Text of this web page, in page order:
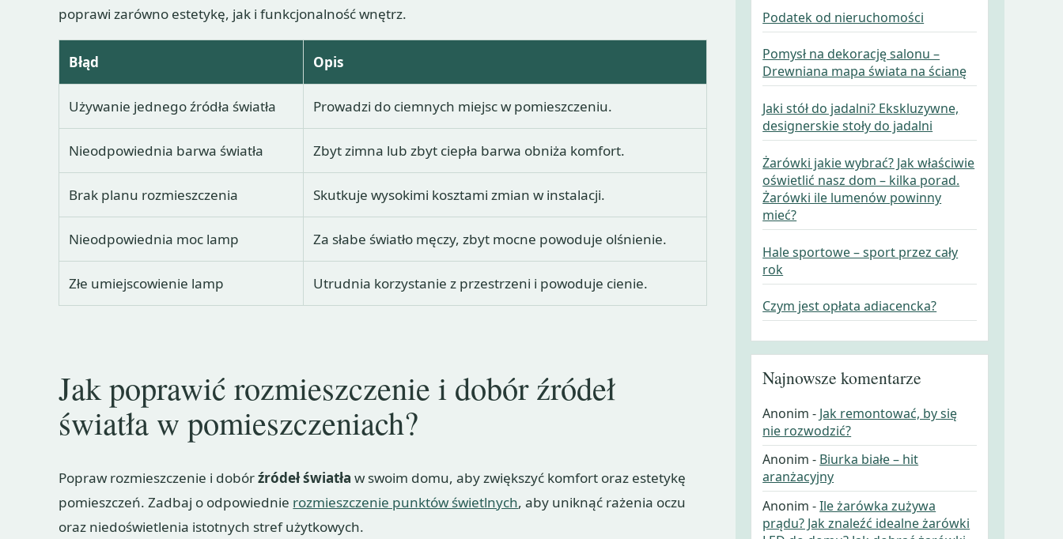
poprawi zarówno estetykę, jak i funkcjonalność wnętrz.
Błąd Opis
Używanie jednego źródła światła Prowadzi do ciemnych miejsc w pomieszczeniu.
Nieodpowiednia barwa światła Zbyt zimna lub zbyt ciepła barwa obniża komfort.
Brak planu rozmieszczenia Skutkuje wysokimi kosztami zmian w instalacji.
Nieodpowiednia moc lamp Za słabe światło męczy, zbyt mocne powoduje olśnienie.
Złe umiejscowienie lamp Utrudnia korzystanie z przestrzeni i powoduje cienie.
Jak poprawić rozmieszczenie i dobór źródeł
światła w pomieszczeniach?
Popraw rozmieszczenie i dobórźródeł światła w swoim domu, aby zwiększyć komfort oraz estetykę
pomieszczeń. Zadbaj o odpowiednie rozmieszczenie punktów świetlnych, aby uniknąć rażenia oczu
oraz niedoświetlenia istotnych stref użytkowych.
Podatek od nieruchomości
Pomysł na dekorację salonu –
Drewniana mapa świata na ścianę
Jaki stół do jadalni? Ekskluzywne,
designerskie stoły do jadalni
Żarówki jakie wybrać? Jak właściwie
oświetlić nasz dom – kilka porad.
Żarówki ile lumenów powinny
mieć?
Hale sportowe – sport przez cały
rok
Czym jest opłata adiacencka?
Najnowsze komentarze
Anonim - Jak remontować, by się
nie rozwodzić?
Anonim - Biurka białe – hit
aranżacyjny
Anonim -Ile żarówka zużywa
prądu? Jak znaleźć idealne żarówki